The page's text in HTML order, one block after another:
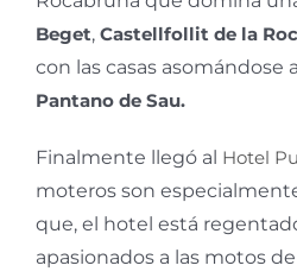
Beget, Castellfollit de la
con las casas asomándose
Pantano de Sau.
Finalmente llegó al Hotel
moteros son
que, el hotel está
apasionados a las motos